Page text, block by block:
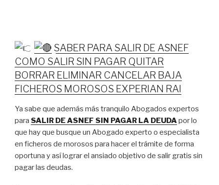
SABER PARA SALIR DE ASNEF
COMO SALIR SIN PAGAR QUITAR
BORRAR ELIMINAR CANCELAR BAJA
FICHEROS MOROSOS EXPERIAN RAI
Ya sabe que además más tranquilo Abogados expertos
para SALIR DE ASNEF SIN PAGAR LA DEUDApor lo
que hay que busque un Abogado experto o especialista
en ficheros de morosos para hacer el trámite de forma
oportuna y así lograr el ansiado objetivo de salir gratis sin
pagar las deudas.